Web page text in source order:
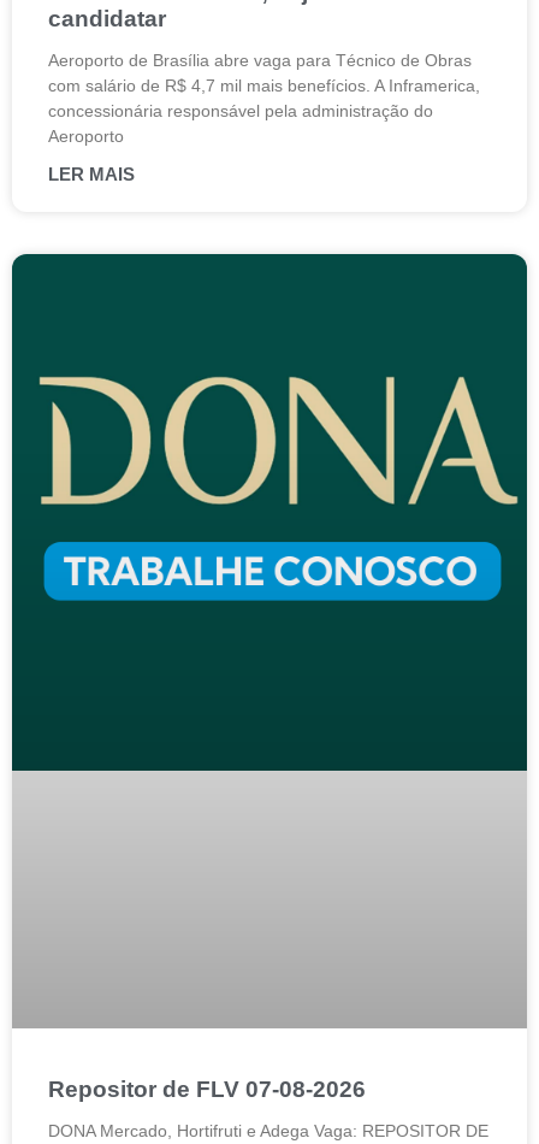
candidatar
Aeroporto de Brasília abre vaga para Técnico de Obras
com salário de R$ 4,7 mil mais benefícios. A Inframerica,
concessionária responsável pela administração do
Aeroporto
LER MAIS
Repositor de FLV 07-08-2026
DONA Mercado, Hortifruti e Adega Vaga: REPOSITOR DE